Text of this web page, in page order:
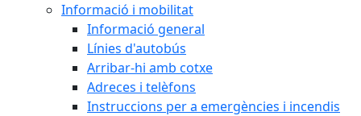
Informació i mobilitat
Informació general
Línies d'autobús
Arribar-hi amb cotxe
Adreces i telèfons
Instruccions per a emergències i incendis